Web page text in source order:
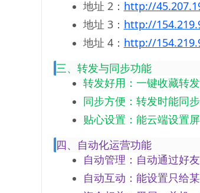
地址 2： http://
地址 3： http://
地址 4： http://
三、转发与同步功能
转发好用：一键收藏转
同步方便：转发时能同
贴心设置：能云端设置
四、自动化运营功能
自动管理：自动通过好
自动互动：能设置只给